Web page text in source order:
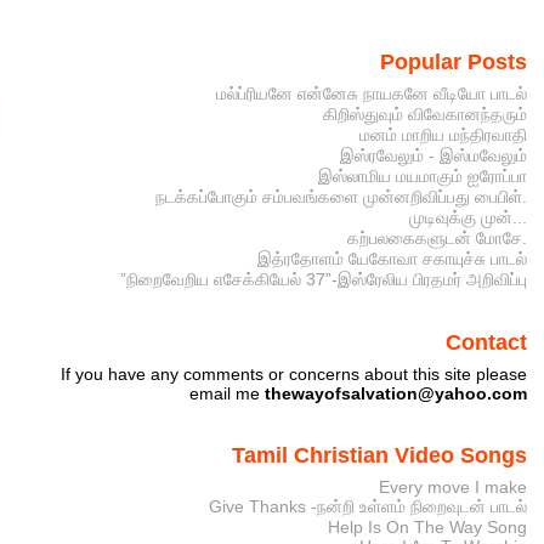
Popular Posts
மல்ப்ரியனே என்னேசு நாயகனே வீடியோ பாடல்
கிறிஸ்துவும் விவேகானந்தரும்
மனம் மாறிய மந்திரவாதி
இஸ்ரவேலும் - இஸ்மவேலும்
இஸ்லாமிய மயமாகும் ஐரோப்பா
நடக்கப்போகும் சம்பவங்களை முன்னறிவிப்பது பைபிள்.
முடிவுக்கு முன்...
கற்பலகைகளுடன் மோசே.
இத்ரதோளம் யேகோவா சகாயுச்சு பாடல்
”நிறைவேறிய எசேக்கியேல் 37”-இஸ்ரேலிய பிரதமர் அறிவிப்பு
Contact
If you have any comments or concerns about this site please
email me thewayofsalvation@yahoo.com
Tamil Christian Video Songs
Every move I make
Give Thanks -நன்றி உள்ளம் நிறைவுடன் பாடல்
Help Is On The Way Song